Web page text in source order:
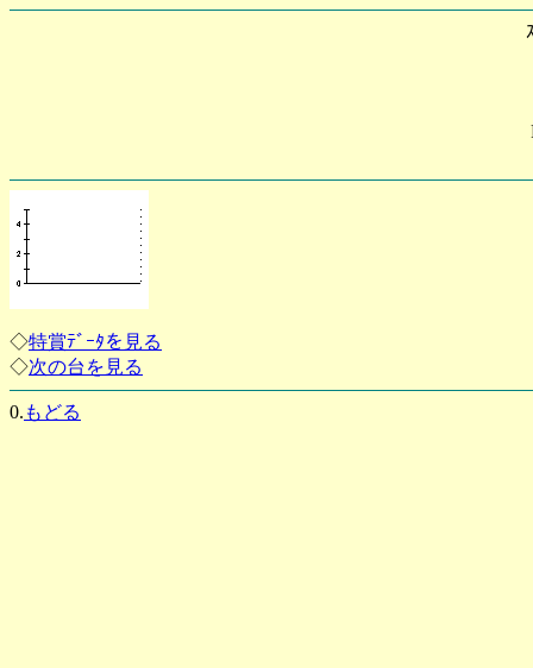
◇特賞ﾃﾞｰﾀを見る
◇次の台を見る
0. もどる